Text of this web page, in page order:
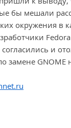
бы мешали
окружения в
Fedora
и
замене GNOME